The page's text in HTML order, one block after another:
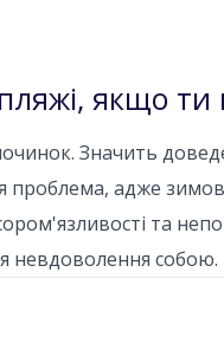
якщо ти
Значить
проблема, адже
та
невдоволення собою.